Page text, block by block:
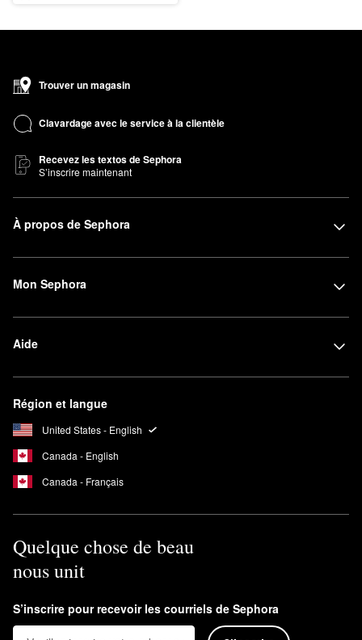
Trouver un magasin
Clavardage avec le service à la clientèle
Recevez les textos de Sephora
S’inscrire maintenant
À propos de Sephora
Mon Sephora
Aide
Région et langue
United States - English
Canada - English
Canada - Français
Quelque chose de beau
nous unit
S’inscrire pour recevoir les courriels de Sephora